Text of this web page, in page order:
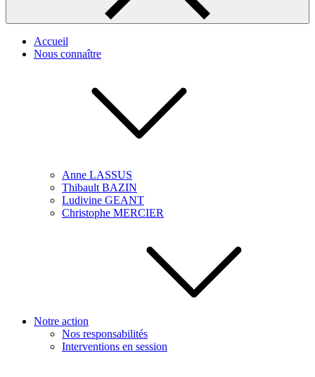
Accueil
Nous connaître
Anne LASSUS
Thibault BAZIN
Ludivine GEANT
Christophe MERCIER
Notre action
Nos responsabilités
Interventions en session